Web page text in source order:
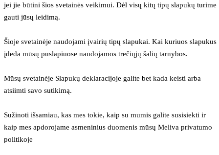
jei jie būtini šios svetainės veikimui. Dėl visų kitų tipų slapukų turime
gauti jūsų leidimą.
Šioje svetainėje naudojami įvairių tipų slapukai. Kai kuriuos slapukus
įdeda mūsų puslapiuose naudojamos trečiųjų šalių tarnybos.
Mūsų svetainėje Slapukų deklaracijoje galite bet kada keisti arba
atsiimti savo sutikimą.
Sužinoti išsamiau, kas mes tokie, kaip su mumis galite susisiekti ir
kaip mes apdorojame asmeninius duomenis mūsų Meliva privatumo
politikoje